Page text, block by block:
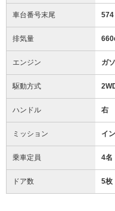
車台番号末尾 574
排気量
エンジン ガ
駆動方式
ハンドル 右
ミッション イ
乗車定員 4名
ドア数 5枚